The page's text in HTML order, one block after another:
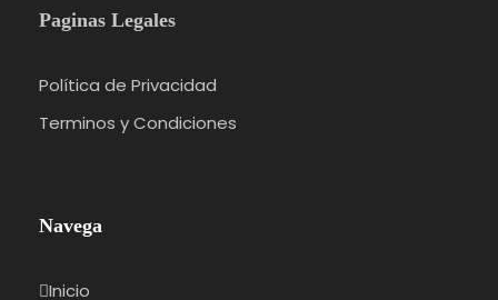
Paginas Legales
Política de Privacidad
Terminos y Condiciones
Navega
Inicio